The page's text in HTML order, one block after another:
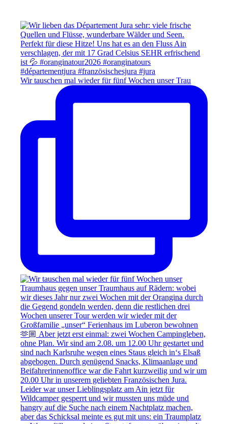
Wir tauschen mal wieder für fünf Wochen unser Trau